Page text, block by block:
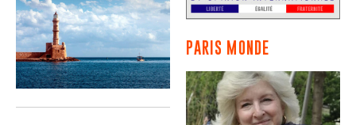
PARIS MONDE